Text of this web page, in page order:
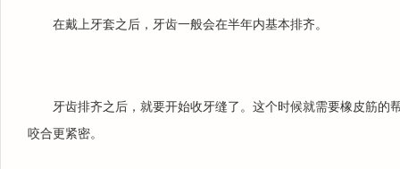
在戴上牙套之后，牙齿一般会在半年内基本排齐。
牙齿排齐之后，就要开始收牙缝了。这个时候就需要橡皮筋的
咬合更紧密。